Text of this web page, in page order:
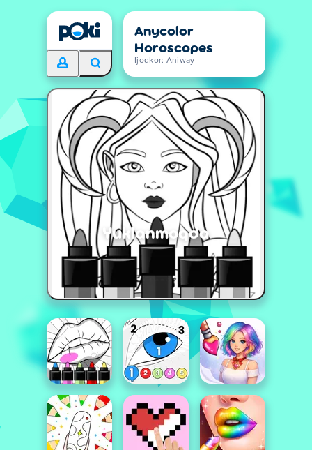
Anycolor
Horoscopes
Ijodkor: Aniway
Yuklanmoqda